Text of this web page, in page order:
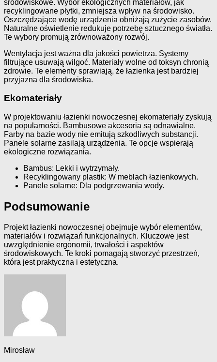
środowiskowe. Wybór ekologicznych materiałów, jak
recyklingowane płytki, zmniejsza wpływ na środowisko.
Oszczędzające wodę urządzenia obniżają zużycie zasobów.
Naturalne oświetlenie redukuje potrzebę sztucznego światła.
Te wybory promują zrównoważony rozwój.
Wentylacja jest ważna dla jakości powietrza. Systemy
filtrujące usuwają wilgoć. Materiały wolne od toksyn chronią
zdrowie. Te elementy sprawiają, że łazienka jest bardziej
przyjazna dla środowiska.
Ekomateriały
W projektowaniu łazienki nowoczesnej ekomateriały zyskują
na popularności. Bambusowe akcesoria są odnawialne.
Farby na bazie wody nie emitują szkodliwych substancji.
Panele solarne zasilają urządzenia. Te opcje wspierają
ekologiczne rozwiązania.
Bambus: Lekki i wytrzymały.
Recyklingowany plastik: W meblach łazienkowych.
Panele solarne: Dla podgrzewania wody.
Podsumowanie
Projekt łazienki nowoczesnej obejmuje wybór elementów,
materiałów i rozwiązań funkcjonalnych. Kluczowe jest
uwzględnienie ergonomii, trwałości i aspektów
środowiskowych. Te kroki pomagają stworzyć przestrzeń,
która jest praktyczna i estetyczna.
Mirosław